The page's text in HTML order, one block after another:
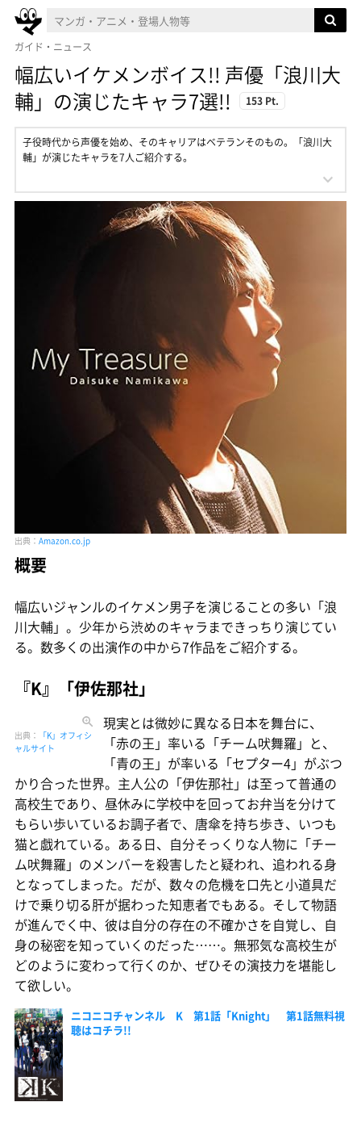
ガイド・ニュース
幅広いイケメンボイス!! 声優「浪川大
輔」の演じたキャラ7選!!
153 Pt.
子役時代から声優を始め、そのキャリアはベテランそのもの。「浪川大
輔」が演じたキャラを7人ご紹介する。
出典： Amazon.co.jp
概要
幅広いジャンルのイケメン男子を演じることの多い「浪
川大輔」。少年から渋めのキャラまできっちり演じてい
る。数多くの出演作の中から7作品をご紹介する。
『K』「伊佐那社」
出典：
「K」オフィシ
ャルサイト
現実とは微妙に異なる日本を舞台に、
「赤の王」率いる「チーム吠舞羅」と、
「青の王」が率いる「セプター4」がぶつ
かり合った世界。主人公の「伊佐那社」は至って普通の
高校生であり、昼休みに学校中を回ってお弁当を分けて
もらい歩いているお調子者で、唐傘を持ち歩き、いつも
猫と戯れている。ある日、自分そっくりな人物に「チー
ム吠舞羅」のメンバーを殺害したと疑われ、追われる身
となってしまった。だが、数々の危機を口先と小道具だ
けで乗り切る肝が据わった知恵者でもある。そして物語
が進んでく中、彼は自分の存在の不確かさを自覚し、自
身の秘密を知っていくのだった……。無邪気な高校生が
どのように変わって行くのか、ぜひその演技力を堪能し
て欲しい。
ニコニコチャンネル K 第1話「Knight」 第1話無料視
聴はコチラ!!